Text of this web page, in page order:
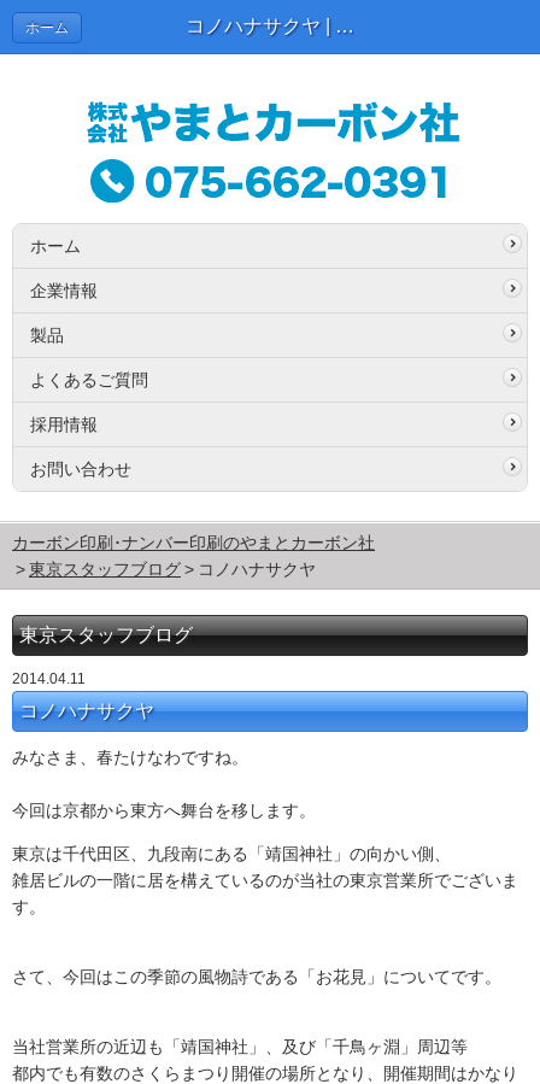
コノハナサクヤ | 東京スタッフブログ
ホーム
ホーム
企業情報
製品
よくあるご質問
採用情報
お問い合わせ
カーボン印刷･ナンバー印刷のやまとカーボン社
東京スタッフブログ
コノハナサクヤ
東京スタッフブログ
2014.04.11
コノハナサクヤ
みなさま、春たけなわですね。
今回は京都から東方へ舞台を移します。
東京は千代田区、九段南にある「靖国神社」の向かい側、
雑居ビルの一階に居を構えているのが当社の東京営業所でございま
す。
さて、今回はこの季節の風物詩である「お花見」についてです。
当社営業所の近辺も「靖国神社」、及び「千鳥ヶ淵」周辺等
都内でも有数のさくらまつり開催の場所となり、開催期間はかなり